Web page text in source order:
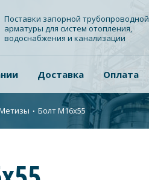
Поставки запорной трубопроводной
арматуры для систем отопления,
водоснабжения и канализации
Доставка Оплата
∙ Болт М16х55